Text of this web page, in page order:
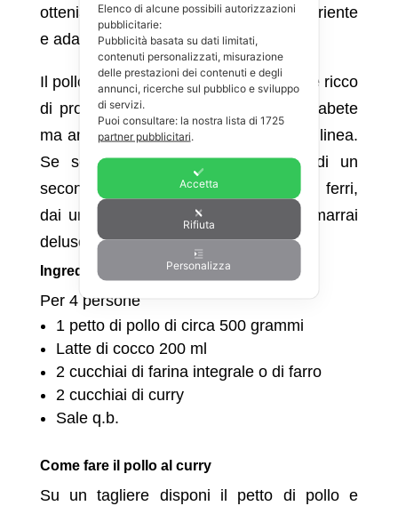
otteniamo un piatto sano, gustoso, nutriente
e adatto a ogni occasione.
Il pollo è un alimento povero di grassi e ricco
di proteine, adatto a una dieta per diabete
ma anche per chi vuole mantenersi in linea.
Se sei alla ricerca di una ricetta di un
secondo diverso dalla solita fettina ai ferri,
dai una possibilità alla nostra. Non rimarrai
deluso!
Ingredienti
Per 4 persone
1 petto di pollo di circa 500 grammi
Latte di cocco 200 ml
2 cucchiai di farina integrale o di farro
2 cucchiai di curry
Sale q.b.
Come fare il pollo al curry
Su un tagliere disponi il petto di pollo e
Elenco di alcune possibili autorizzazioni
pubblicitarie:
Pubblicità basata su dati limitati,
contenuti personalizzati, misurazione
delle prestazioni dei contenuti e degli
annunci, ricerche sul pubblico e sviluppo
di servizi.
Puoi consultare: la nostra lista di 1725
partner pubblicitari.
Accetta
Rifiuta
Personalizza